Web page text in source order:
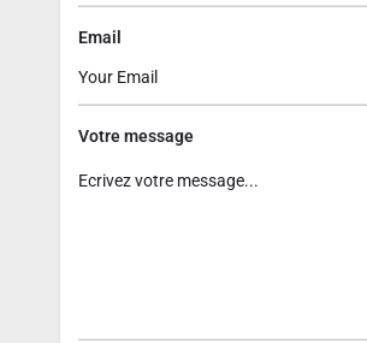
Email
Votre message